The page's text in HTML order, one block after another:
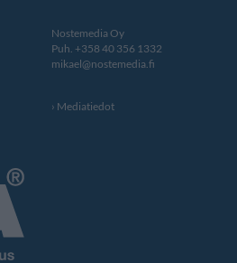
Nostemedia Oy
Puh. +358 40 356 1332
mikael@nostemedia.fi
Mediatiedot